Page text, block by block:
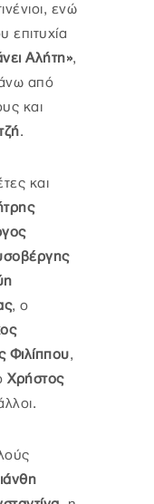
ενώ
επιτυχία
Αλήτη»,
από
και
.
και
, ο
Φιλίππου,
Χρήστος